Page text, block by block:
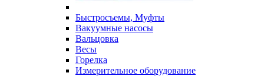
Быстросъемы, Муфты
Вакуумные насосы
Вальцовка
Весы
Горелка
Измерительное оборудование